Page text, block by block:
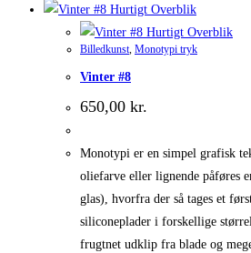
Hurtigt Overblik
Hurtigt Overblik
Billedkunst, Monotypi tryk
Vinter #8
650,00 kr.
Monotypi er en simpel grafisk
oliefarve eller lignende påføres
glas), hvorfra der så tages et
siliconeplader i forskellige
frugtnet udklip fra blade og